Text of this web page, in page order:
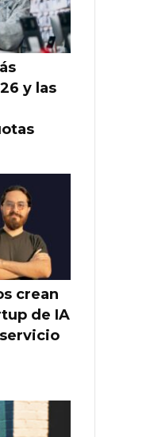
y las
crean
de IA